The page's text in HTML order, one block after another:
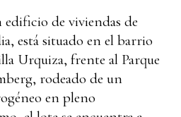
de viviendas de
está situado en el barrio
Urquiza, frente al Parque
rodeado de un
en pleno